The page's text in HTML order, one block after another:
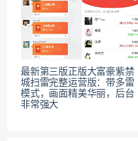
最新第三版正版大富豪紫禁
城扫雷完整运营版：带多雷
模式，画面精美华丽，后台
非常强大